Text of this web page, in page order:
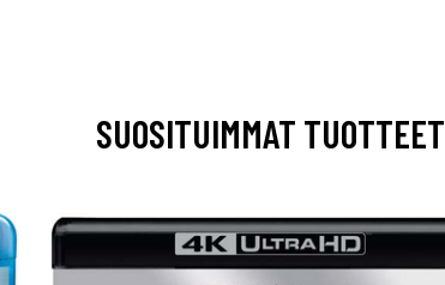
SUOSITUIMMAT TUOTTEET